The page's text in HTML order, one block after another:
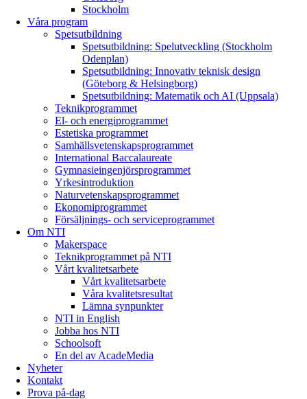
Stockholm
Våra program
Spetsutbildning
Spetsutbildning: Spelutveckling (Stockholm
Odenplan)
Spetsutbildning: Innovativ teknisk design
(Göteborg & Helsingborg)
Spetsutbildning: Matematik och AI (Uppsala)
Teknikprogrammet
El- och energiprogrammet
Estetiska programmet
Samhällsvetenskapsprogrammet
International Baccalaureate
Gymnasieingenjörsprogrammet
Yrkesintroduktion
Naturvetenskapsprogrammet
Ekonomiprogrammet
Försäljnings- och serviceprogrammet
Om NTI
Makerspace
Teknikprogrammet på NTI
Vårt kvalitetsarbete
Vårt kvalitetsarbete
Våra kvalitetsresultat
Lämna synpunkter
NTI in English
Jobba hos NTI
Schoolsoft
En del av AcadeMedia
Nyheter
Kontakt
Prova på-dag